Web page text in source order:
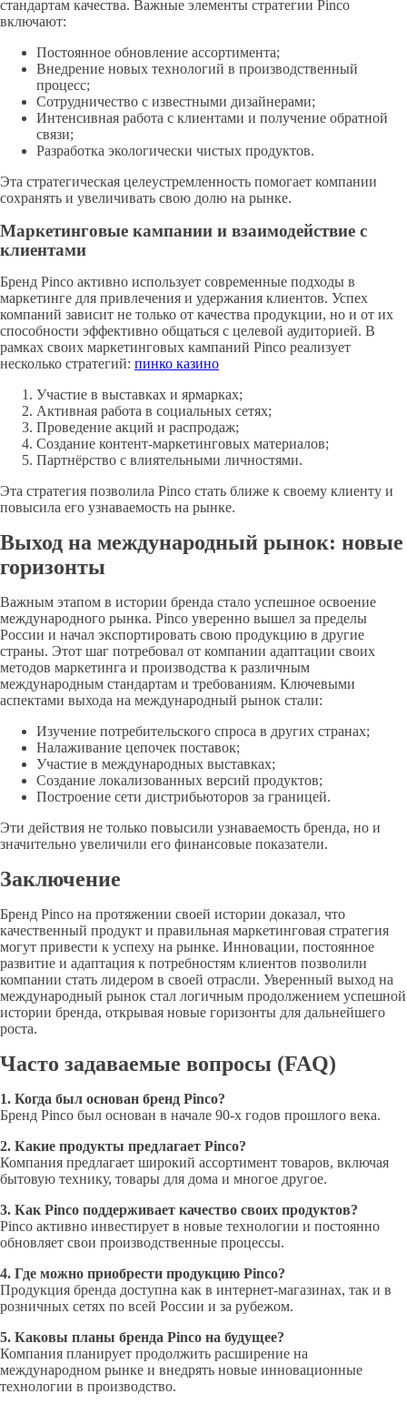
стандартам качества. Важные элементы стратегии Pinco
включают:
Постоянное обновление ассортимента;
Внедрение новых технологий в производственный
процесс;
Сотрудничество с известными дизайнерами;
Интенсивная работа с клиентами и получение обратной
связи;
Разработка экологически чистых продуктов.
Эта стратегическая целеустремленность помогает компании
сохранять и увеличивать свою долю на рынке.
Маркетинговые кампании и взаимодействие с
клиентами
Бренд Pinco активно использует современные подходы в
маркетинге для привлечения и удержания клиентов. Успех
компаний зависит не только от качества продукции, но и от их
способности эффективно общаться с целевой аудиторией. В
рамках своих маркетинговых кампаний Pinco реализует
несколько стратегий: пинко казино
Участие в выставках и ярмарках;
Активная работа в социальных сетях;
Проведение акций и распродаж;
Создание контент-маркетинговых материалов;
Партнёрство с влиятельными личностями.
Эта стратегия позволила Pinco стать ближе к своему клиенту и
повысила его узнаваемость на рынке.
Выход на международный рынок: новые
горизонты
Важным этапом в истории бренда стало успешное освоение
международного рынка. Pinco уверенно вышел за пределы
России и начал экспортировать свою продукцию в другие
страны. Этот шаг потребовал от компании адаптации своих
методов маркетинга и производства к различным
международным стандартам и требованиям. Ключевыми
аспектами выхода на международный рынок стали:
Изучение потребительского спроса в других странах;
Налаживание цепочек поставок;
Участие в международных выставках;
Создание локализованных версий продуктов;
Построение сети дистрибьюторов за границей.
Эти действия не только повысили узнаваемость бренда, но и
значительно увеличили его финансовые показатели.
Заключение
Бренд Pinco на протяжении своей истории доказал, что
качественный продукт и правильная маркетинговая стратегия
могут привести к успеху на рынке. Инновации, постоянное
развитие и адаптация к потребностям клиентов позволили
компании стать лидером в своей отрасли. Уверенный выход на
международный рынок стал логичным продолжением успешной
истории бренда, открывая новые горизонты для дальнейшего
роста.
Часто задаваемые вопросы (FAQ)
1. Когда был основан бренд Pinco?
Бренд Pinco был основан в начале 90-х годов прошлого века.
2. Какие продукты предлагает Pinco?
Компания предлагает широкий ассортимент товаров, включая
бытовую технику, товары для дома и многое другое.
3. Как Pinco поддерживает качество своих продуктов?
Pinco активно инвестирует в новые технологии и постоянно
обновляет свои производственные процессы.
4. Где можно приобрести продукцию Pinco?
Продукция бренда доступна как в интернет-магазинах, так и в
розничных сетях по всей России и за рубежом.
5. Каковы планы бренда Pinco на будущее?
Компания планирует продолжить расширение на
международном рынке и внедрять новые инновационные
технологии в производство.